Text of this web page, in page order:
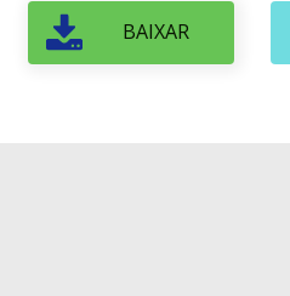
BAIXAR